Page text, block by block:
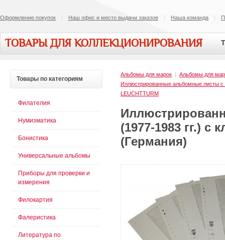
Оформление покупок Наш офис и место выдачи заказов Наша команда
ТОВАРЫ ДЛЯ КОЛЛЕКЦИОНИРОВАНИЯ
Альбомы для марок | Альбомы для
Иллюстрированные альбомные листы
LEUCHTTURM
(1977-1983 гг.)
(Германия)
Товары по категориям
Филателия
Нумизматика
Бонистика
Универсальные альбомы
Приборы для проверки и
измерения
Филокартия
Фалеристика
Литература по